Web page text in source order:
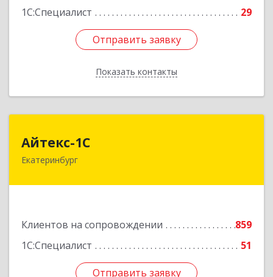
1С:Специалист
29
Отправить заявку
Показать контакты
Отправить заявку
Назад
Айтекс-1С
Екатеринбург
Клиентов на сопровождении
859
1С:Специалист
51
Отправить заявку
620041, Свердловская обл, Екатеринбург г,
Отправить заявку